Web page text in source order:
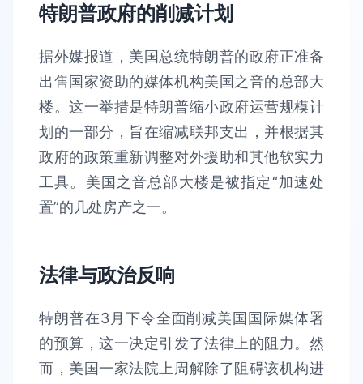
特朗普政府的削减计划
据外媒报道，美国总统特朗普的政府正准备
出售国家资助的媒体机构美国之音的总部大
楼。这一举措是特朗普缩小政府运营规模计
划的一部分，旨在缩减联邦支出，并根据其
政府的政策重新调整对外援助和其他软实力
工具。美国之音总部大楼是被指定“加速处
置”的几处房产之一。
法律与政治反响
特朗普在3月下令全面削减美国国际媒体署
的预算，这一决定引发了法律上的阻力。然
而，美国一家法院上周解除了阻碍该机构进